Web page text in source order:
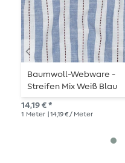
Baumwoll-Webware -
Streifen Mix Weiß Blau
Garngefärbt
14,19 € *
1 Meter | 14,19 € / Meter